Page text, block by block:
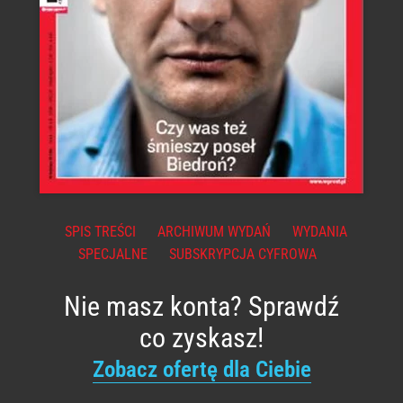
SPIS TREŚCI ARCHIWUM WYDAŃ
WYDANIA
SPECJALNE
SUBSKRYPCJA CYFROWA
Nie masz konta? Sprawdź
co zyskasz!
Zobacz ofertę dla Ciebie